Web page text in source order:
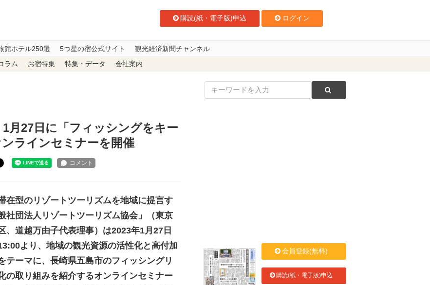
購読(紙・電子版)申込 ログイン
館ホテル250選 5つ星の宿公式サイト 観光経済新聞チャンネル
ラム お宿特集 特集・データ 会社案内
27日に「フィッシングをキーとした五島の観光戦略」オンラインセミナーを開催
月27日に「フィッシングをキー
ラインセミナーを開催
在型のリゾートツーリズムを地域に提言す
社団法人リゾートツーリズム協会」（東京
、道越万由子代表理事）は2023年1月27日
より、地域の観光資源の活性化と高付加
テーマに、長崎県五島市のフィッシングリ
の取り組みを紹介するオンラインセミナー
会員登録(無料)
購読(紙・電子版)申込